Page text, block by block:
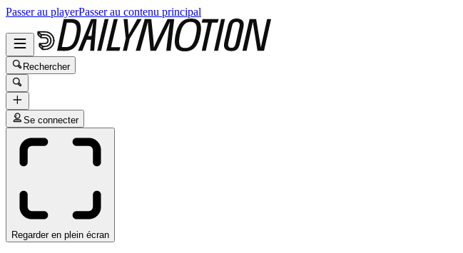
Passer au playerPasser au contenu principal
Rechercher
Se connecter
Regarder en plein écran